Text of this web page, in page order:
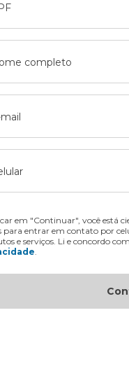
completo
em "Continuar", você está
para entrar em contato por
e serviços. Li e concordo